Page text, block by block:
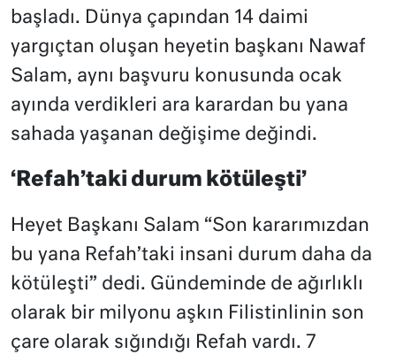
başladı. Dünya çapından 14 daimi
yargıçtan oluşan heyetin başkanı Nawaf
Salam, aynı başvuru konusunda ocak
ayında verdikleri ara karardan bu yana
sahada yaşanan değişime değindi.
‘Refah’taki durum kötüleşti’
Heyet Başkanı Salam “Son kararımızdan
bu yana Refah’taki insani durum daha da
kötüleşti” dedi. Gündeminde de ağırlıklı
olarak bir milyonu aşkın Filistinlinin son
çare olarak sığındığı Refah vardı. 7